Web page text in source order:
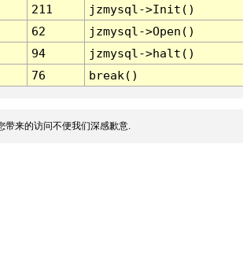
211
jzmysql->Init()
62
jzmysql->Open()
94
jzmysql->halt()
76 break()
来的访问不便我们深感歉意.